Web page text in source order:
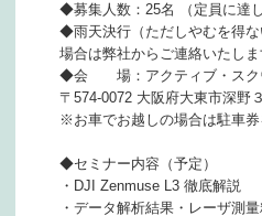
◆募集人数：25名 （定員に達
◆雨天決行（ただしやむを得
場合は弊社からご連絡いたしま
◆会 場：アクティブ・スク
〒574-0072 大阪府大東市深野
※お車でお越しの場合は駐車券
◆セミナー内容（予定）
・DJI Zenmuse L3 徹底解説
・データ解析結果・レーザ測